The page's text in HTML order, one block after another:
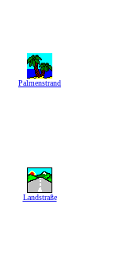
Palmenstrand
Landstraße